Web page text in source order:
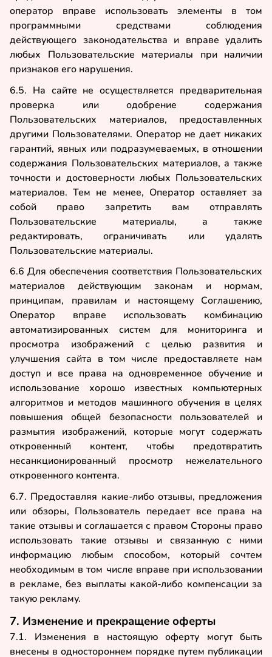
оператор вправе использовать элементы в том
программными средствами соблюдения
действующего законодательства и вправе удалить
любых Пользовательские материалы при наличии
признаков его нарушения.
6.5. На сайте не осуществляется предварительная
проверка или одобрение содержания
Пользовательских материалов, предоставленных
другими Пользователями. Оператор не дает никаких
гарантий, явных или подразумеваемых, в отношении
содержания Пользовательских материалов, а также
точности и достоверности любых Пользовательских
материалов. Тем не менее, Оператор оставляет за
собой право запретить вам отправлять
Пользовательские материалы, а также
редактировать, ограничивать или удалять
Пользовательские материалы.
6.6 Для обеспечения соответствия Пользовательских
материалов действующим законам и нормам,
принципам, правилам и настоящему Соглашению,
Оператор вправе использовать комбинацию
автоматизированных систем для мониторинга и
просмотра изображений с целью развития и
улучшения сайта в том числе предоставляете нам
доступ и все права на одновременное обучение и
использование хорошо известных компьютерных
алгоритмов и методов машинного обучения в целях
повышения общей безопасности пользователей и
размытия изображений, которые могут содержать
откровенный контент, чтобы предотвратить
несанкционированный просмотр нежелательного
откровенного контента.
6.7. Предоставляя какие-либо отзывы, предложения
или обзоры, Пользователь передает все права на
такие отзывы и соглашается с правом Стороны право
использовать такие отзывы и связанную с ними
информацию любым способом, который сочтем
необходимым в том числе вправе при использовании
в рекламе, без выплаты какой-либо компенсации за
такую рекламу.
7. Изменение и прекращение оферты
7.1. Изменения в настоящую оферту могут быть
внесены в одностороннем порядке путем публикации